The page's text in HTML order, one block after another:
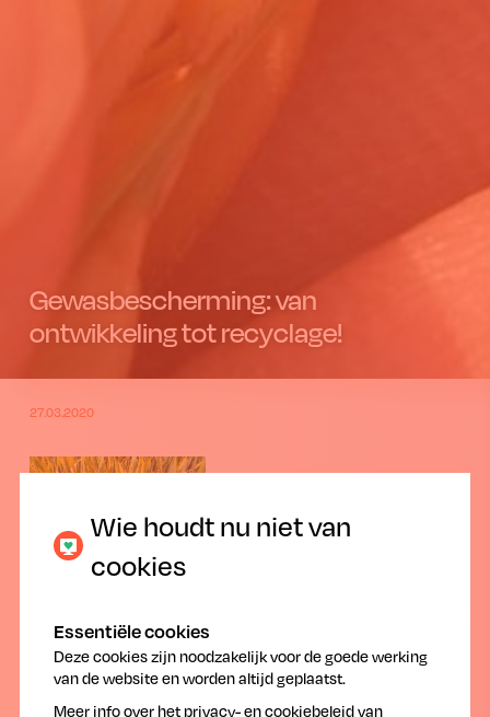
Gewasbescherming: van
ontwikkeling tot recyclage!
27.03.2020
Nut van gewasbescherming
Duurzame gewasbeschermingsmiddelen zijn cruciaal voor een
voldoende productie van gezonde voeding.
Wereldwijd worden gewassen bedreigd door circa 30.000
soorten onkruiden, 3000 soorten aaltjes, 800 soorten
Wie houdt nu niet van
cookies
Essentiële cookies
Deze cookies zijn noodzakelijk voor de goede werking
van de website en worden altijd geplaatst.
Meer info over het privacy- en cookiebeleidvan